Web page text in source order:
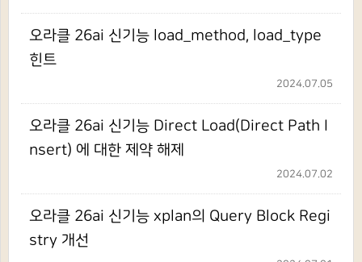
오라클 26ai 신기능 load_method, load_type
힌트
2024.07.05
오라클 26ai 신기능 Direct Load(Direct Path I
nsert) 에 대한 제약 해제
2024.07.02
오라클 26ai 신기능 xplan의 Query Block Regi
stry 개선